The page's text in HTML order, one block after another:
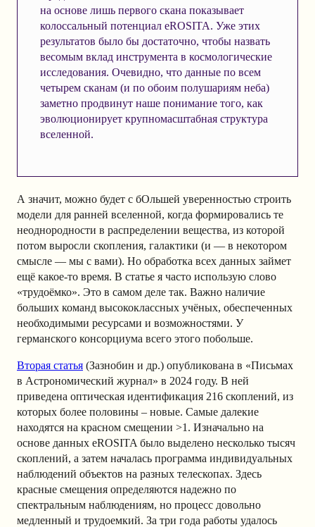
на основе лишь первого скана показывает
колоссальный потенциал eROSITA. Уже этих
результатов было бы достаточно, чтобы назвать
весомым вклад инструмента в космологические
исследования. Очевидно, что данные по всем
четырем сканам (и по обоим полушариям неба)
заметно продвинут наше понимание того, как
эволюционирует крупномасштабная структура
вселенной.
А значит, можно будет с бОльшей уверенностью строить
модели для ранней вселенной, когда формировались те
неоднородности в распределении вещества, из которой
потом выросли скопления, галактики (и — в некотором
смысле — мы с вами). Но обработка всех данных займет
ещё какое-то время. В статье я часто использую слово
«трудоёмко». Это в самом деле так. Важно наличие
больших команд высококлассных учёных, обеспеченных
необходимыми ресурсами и возможностями. У
германского консорциума всего этого побольше.
Вторая статья (Зазнобин и др.) опубликована в «Письмах
в Астрономический журнал» в 2024 году. В ней
приведена оптическая идентификация 216 скоплений, из
которых более половины – новые. Самые далекие
находятся на красном смещении >1. Изначально на
основе данных eROSITA было выделено несколько тысяч
скоплений, а затем началась программа индивидуальных
наблюдений объектов на разных телескопах. Здесь
красные смещения определяются надежно по
спектральным наблюдениям, но процесс довольно
медленный и трудоемкий. За три года работы удалось